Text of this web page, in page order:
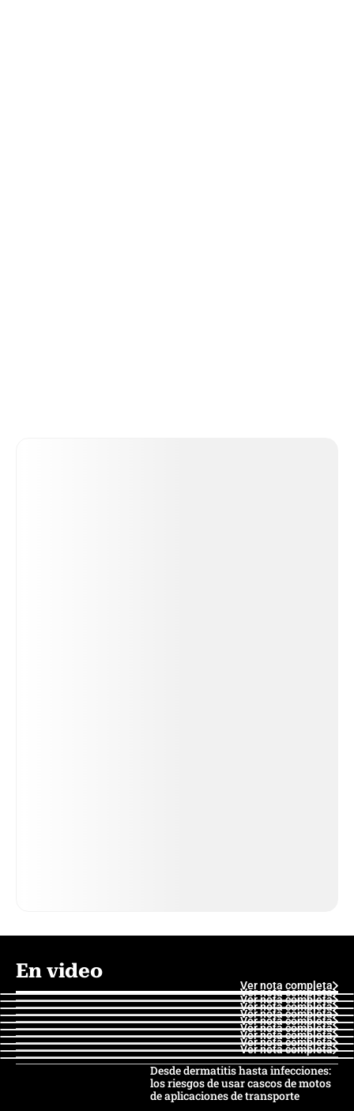
En video
Ver nota completa
Ver nota completa
Ver nota completa
Ver nota completa
Ver nota completa
Ver nota completa
Ver nota completa
Ver nota completa
Ver nota completa
Ver nota completa
Desde dermatitis hasta infecciones:
los riesgos de usar cascos de motos
de aplicaciones de transporte